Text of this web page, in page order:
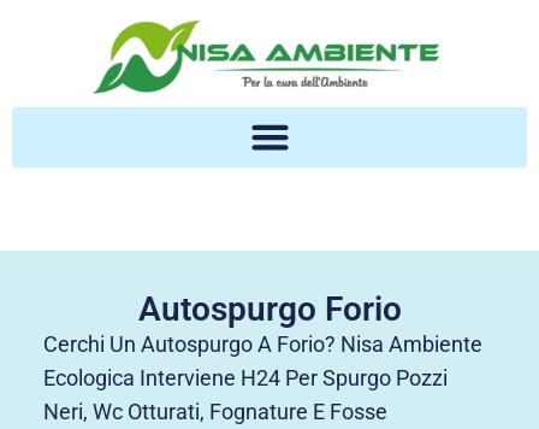
Autospurgo Forio
Cerchi Un Autospurgo A Forio? Nisa Ambiente
Ecologica Interviene H24 Per Spurgo Pozzi
Neri, Wc Otturati, Fognature E Fosse